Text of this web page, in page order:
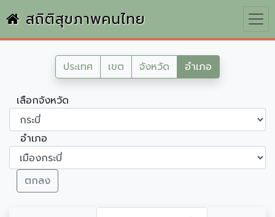
สถิติสุขภาพคนไทย
ประเทศ เขต จังหวัด อำเภอ
เลือกจังหวัด
อำเภอ
ตกลง